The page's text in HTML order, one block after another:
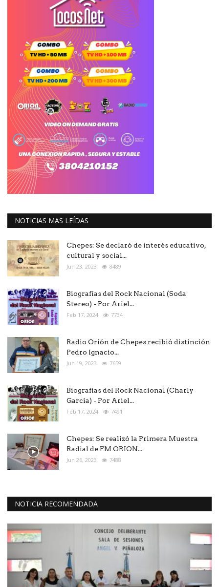
NOTICIAS MAS LEÍDAS
Chepes: Se declaró de interés educativo,
cultural y social...
Jun 23, 2023 8489
Biografías del Rock Nacional (Soda
Stereo) - Por Ariel...
Feb 17, 2024 7734
Radio Orión de Chepes recibió distinción
Pedro Ignacio...
Jun 19, 2023 7659
Biografías del Rock Nacional (Charly
Garcia) - Por Ariel...
Feb 17, 2024 7491
Chepes: Se realizó la Primera Muestra
Radial de FM ORION...
Jun 26, 2023 7488
NOTICIA RECOMENDADA